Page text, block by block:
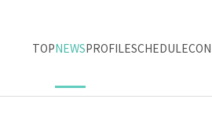
TOPNEWSPROFILESCHEDULE